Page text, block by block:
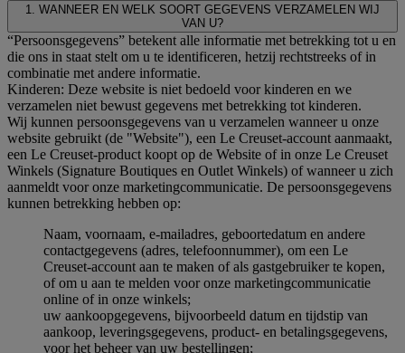
1. WANNEER EN WELK SOORT GEGEVENS VERZAMELEN WIJ
VAN U?
“Persoonsgegevens” betekent alle informatie met betrekking tot u en
die ons in staat stelt om u te identificeren, hetzij rechtstreeks of in
combinatie met andere informatie.
Kinderen: Deze website is niet bedoeld voor kinderen en we
verzamelen niet bewust gegevens met betrekking tot kinderen.
Wij kunnen persoonsgegevens van u verzamelen wanneer u onze
website gebruikt (de "Website"), een Le Creuset-account aanmaakt,
een Le Creuset-product koopt op de Website of in onze Le Creuset
Winkels (Signature Boutiques en Outlet Winkels) of wanneer u zich
aanmeldt voor onze marketingcommunicatie. De persoonsgegevens
kunnen betrekking hebben op:
Naam, voornaam, e-mailadres, geboortedatum en andere
contactgegevens (adres, telefoonnummer), om een Le
Creuset-account aan te maken of als gastgebruiker te kopen,
of om u aan te melden voor onze marketingcommunicatie
online of in onze winkels;
uw aankoopgegevens, bijvoorbeeld datum en tijdstip van
aankoop, leveringsgegevens, product- en betalingsgegevens,
voor het beheer van uw bestellingen;